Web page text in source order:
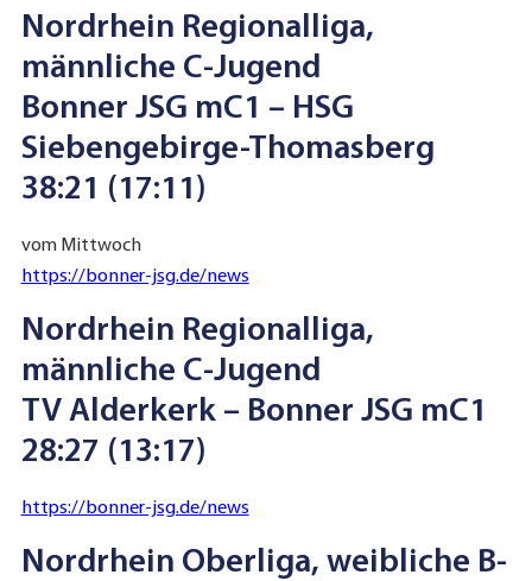
Nordrhein Regionalliga,
männliche C-Jugend
Bonner JSG mC1 – HSG
Siebengebirge-Thomasberg
38:21 (17:11)
vom Mittwoch
https://bonner-jsg.de/news
Nordrhein Regionalliga,
männliche C-Jugend
TV Alderkerk – Bonner JSG mC1
28:27 (13:17)
https://bonner-jsg.de/news
Nordrhein Oberliga, weibliche B-